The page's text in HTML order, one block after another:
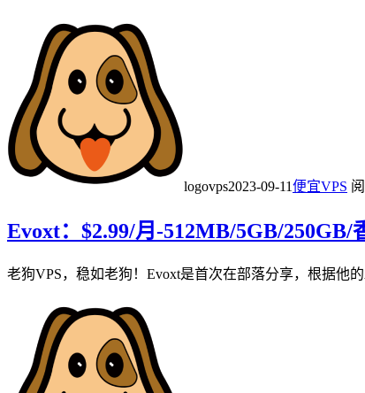
logovps2023-09-11便宜VPS
Evoxt：$2.99/月-512MB/5GB/
老狗VPS，稳如老狗！Evoxt是首次在部落分享，根据他